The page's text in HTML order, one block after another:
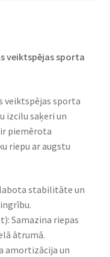
veiktspējas sporta
veiktspējas sporta
izcilu saķeri un
ir piemērota
riepu ar augstu
stabilitāte un
Samazina riepas
ātrumā.​
amortizācija un